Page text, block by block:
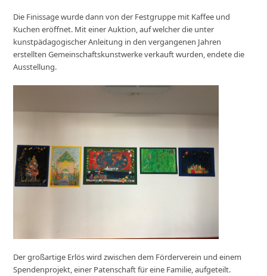
Die Finissage wurde dann von der Festgruppe mit Kaffee und
Kuchen eröffnet. Mit einer Auktion, auf welcher die unter
kunstpädagogischer Anleitung in den vergangenen Jahren
erstellten Gemeinschaftskunstwerke verkauft wurden, endete die
Ausstellung.
Der großartige Erlös wird zwischen dem Förderverein und einem
Spendenprojekt, einer Patenschaft für eine Familie, aufgeteilt.